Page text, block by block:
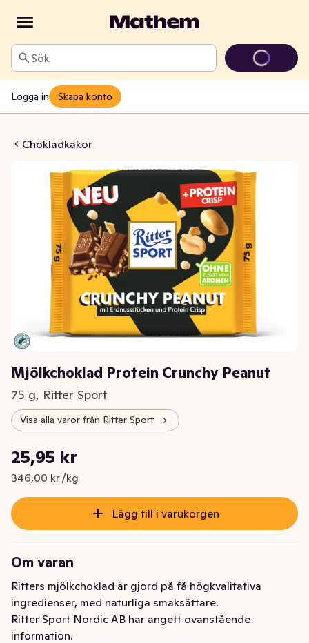
Sök
Logga in Skapa konto
Chokladkakor
Crunchy Peanut
Mjölkchoklad Protein Crunchy Peanut
75 g, Ritter Sport
Visa alla varor från Ritter Sport
Nuvarande pris är: 25,95 kr
25,95 kr
346,00 kr /kg
Styckpris: 346,00 kr /kg
Lägg till i varukorgen
Om varan
Ritters mjölkchoklad är gjord på få högkvalitativa
ingredienser, med naturliga smaksättare.
Ritter Sport Nordic AB har angett ovanstående
information.